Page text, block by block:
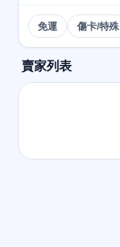
免運 傷卡/特殊
賣家列表